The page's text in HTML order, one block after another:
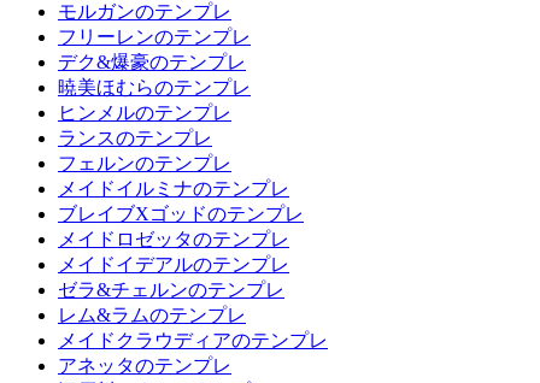
モルガンのテンプレ
フリーレンのテンプレ
デク&爆豪のテンプレ
暁美ほむらのテンプレ
ヒンメルのテンプレ
ランスのテンプレ
フェルンのテンプレ
メイドイルミナのテンプレ
ブレイブXゴッドのテンプレ
メイドロゼッタのテンプレ
メイドイデアルのテンプレ
ゼラ&チェルンのテンプレ
レム&ラムのテンプレ
メイドクラウディアのテンプレ
アネッタのテンプレ